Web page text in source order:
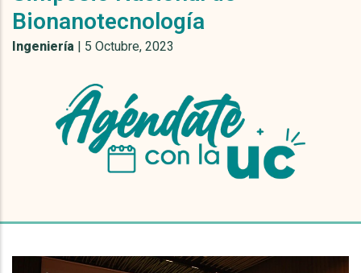
Bionanotecnología
Ingeniería | 5 Octubre, 2023